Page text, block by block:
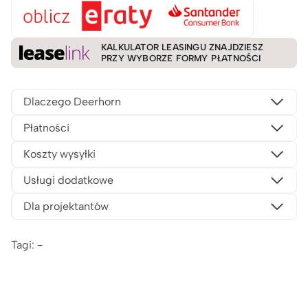
KALKULATOR LEASINGU ZNAJDZIESZ
PRZY WYBORZE FORMY PŁATNOŚCI
Dlaczego Deerhorn
Płatności
Koszty wysyłki
Usługi dodatkowe
Dla projektantów
Tagi: -